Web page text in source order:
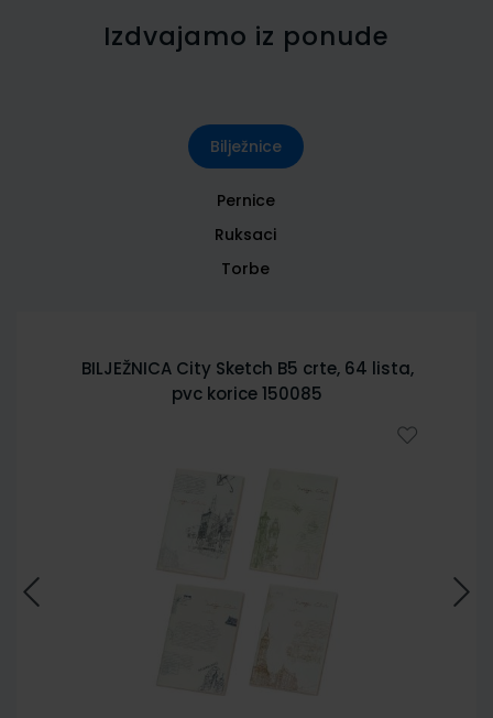
Izdvajamo iz ponude
Bilježnice
Pernice
Ruksaci
Torbe
BILJEŽNICA City Sketch B5 crte, 64 lista,
pvc korice 150085